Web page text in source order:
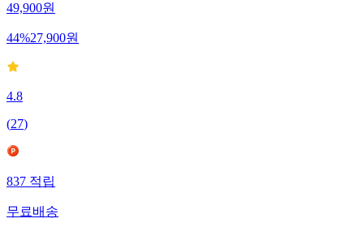
49,900원
44%27,900원
4.8
(27)
837 적립
무료배송